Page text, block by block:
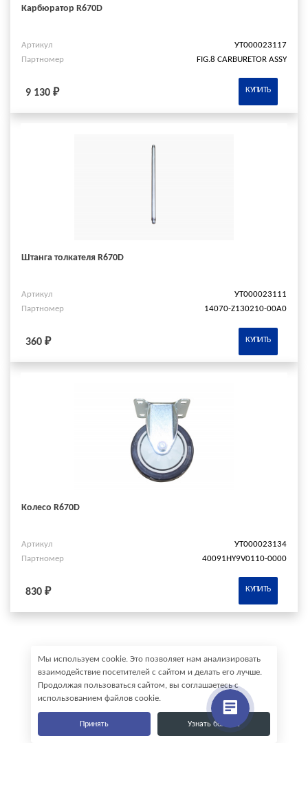
Карбюратор R670D
Артикул
УТ000023117
Партномер
FIG.8 CARBURETOR ASSY
9 130 ₽ КУПИТЬ
Штанга толкателя R670D
Артикул
УТ000023111
Партномер
14070-Z130210-00A0
360 ₽ КУПИТЬ
Колесо R670D
Артикул
УТ000023134
Партномер
40091HY9V0110-0000
830 ₽ КУПИТЬ
Мы используем cookie. Это позволяет нам анализировать
взаимодействие посетителей с сайтом и делать его лучше.
Продолжая пользоваться сайтом, вы соглашаетесь с
использованием файлов cookie.
Принять Узнать больше